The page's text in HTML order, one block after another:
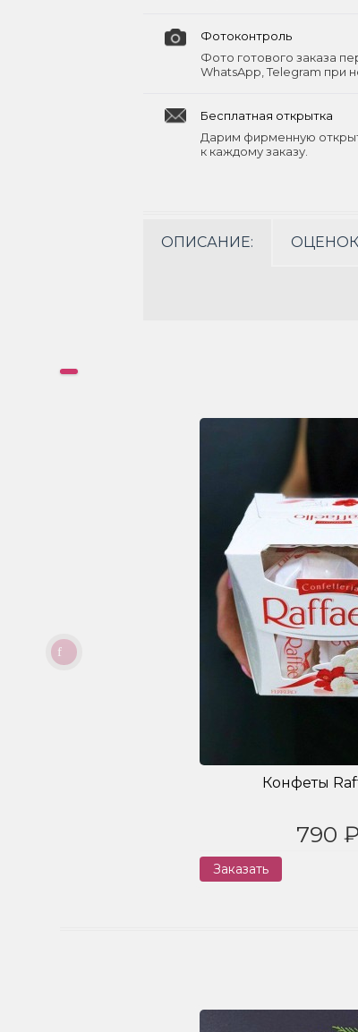
Фотоконтроль
Фото готового заказа
WhatsApp, Telegram при
Бесплатная открытка
Дарим фирменную
к каждому заказу.
ОПИСАНИЕ: ОЦЕНОК
Конфеты
790 ₽
Заказать